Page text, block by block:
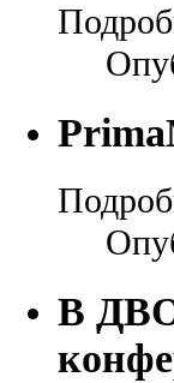
В ДВО